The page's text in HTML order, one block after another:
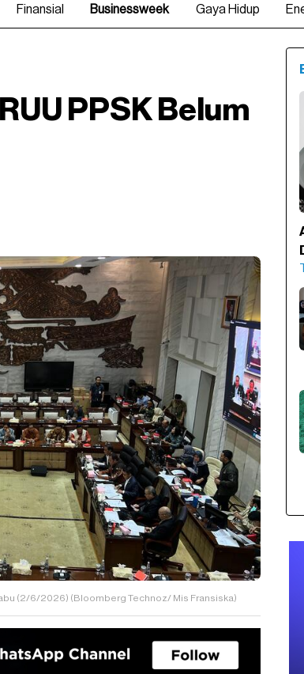
Finansial Businessweek Gaya Hidup
PPSK Belum
(2/6/2026) (Bloomberg Technoz/ Mis Fransiska)